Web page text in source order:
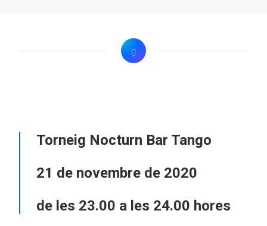
Torneig Nocturn Bar Tango
21 de novembre de 2020
de les 23.00 a les 24.00 hores